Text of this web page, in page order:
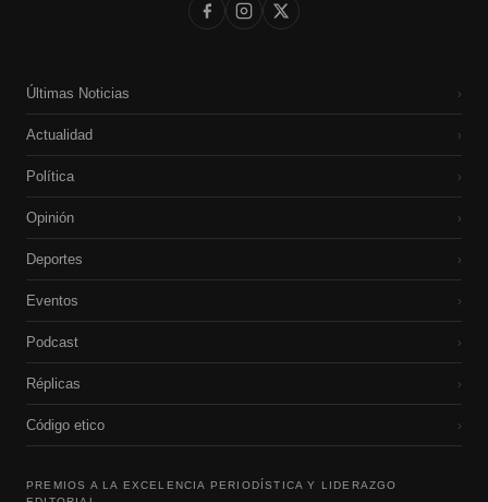
Últimas Noticias ›
Actualidad ›
Política ›
Opinión ›
Deportes ›
Eventos ›
Podcast ›
Réplicas ›
Código etico ›
PREMIOS A LA EXCELENCIA PERIODÍSTICA Y LIDERAZGO